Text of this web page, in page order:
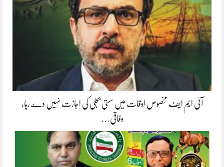
آئی ایم ایف مخصوص اوقات میں سستی بجلی کی اجازت نہیں دے رہا،
وفاقی…